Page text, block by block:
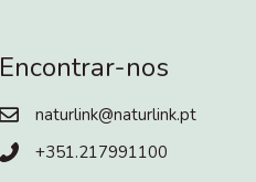
Encontrar-nos
naturlink@naturlink.pt
+351.217991100